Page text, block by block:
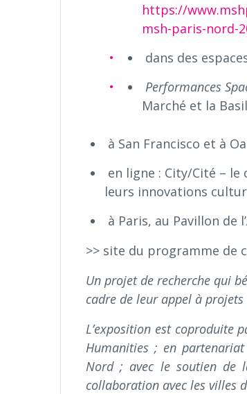
https://
msh-paris-nord-
dans des
Performances
Marché et la
à San Francisco et à
en ligne : City/Cité –
leurs innovations
à Paris, au Pavillon de
>> site du programme de
Un projet de recherche qui
cadre de leur appel à
L’exposition est coproduite
Humanities ; en partenariat
Nord ; avec le soutien de
collaboration avec les villes